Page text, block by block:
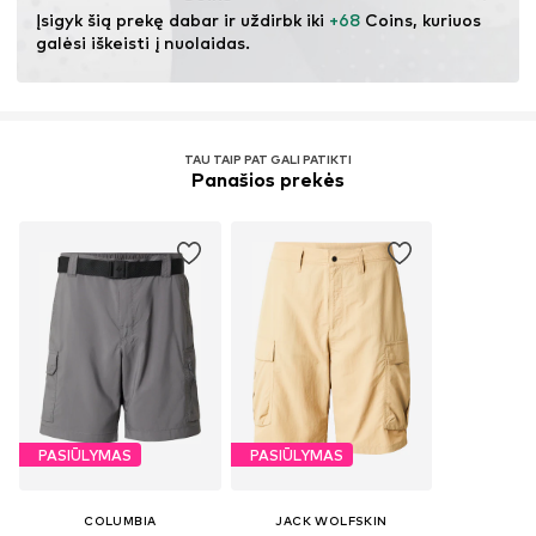
Įsigyk šią prekę dabar ir uždirbk iki +68 Coins, kuriuos
galėsi iškeisti į nuolaidas.
TAU TAIP PAT GALI PATIKTI
Panašios prekės
PASIŪLYMAS
COLUMBIA
PASIŪLYMAS
JACK WOLFSKIN